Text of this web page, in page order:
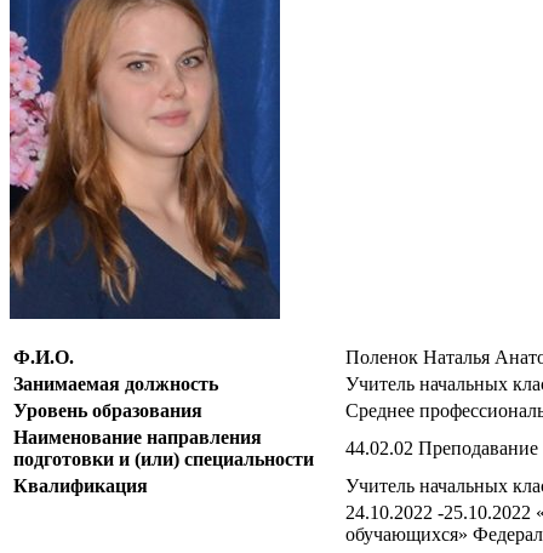
Ф.И.О.
Поленок Наталья
Занимаемая должность
Учитель начальных
Уровень образования
Среднее
Наименование направления
подготовки и (или) специальности
44.02.02 Преподавание
Квалификация
Учитель начальных
24.10.2022 -25.10.2022
обучающихся»